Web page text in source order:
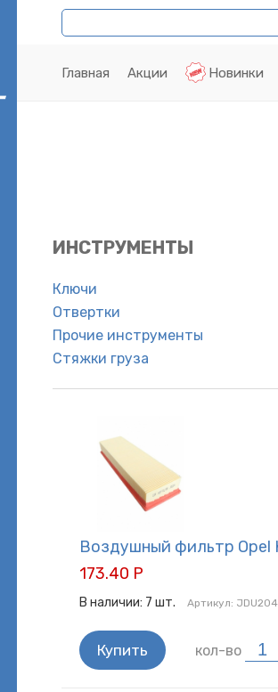
Главная Акции Новинки
ИНСТРУМЕНТЫ
Ключи
Отвертки
Прочие инструменты
Стяжки груза
Воздушный фильтр Opel
173.40 Р
В наличии: 7 шт. Артикул: JDU204
Купить кол-во